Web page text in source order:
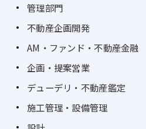
管理部門
不動産企画開発
AM・ファンド・不動産金融
企画・提案営業
デューデリ・不動産鑑定
施工管理・設備管理